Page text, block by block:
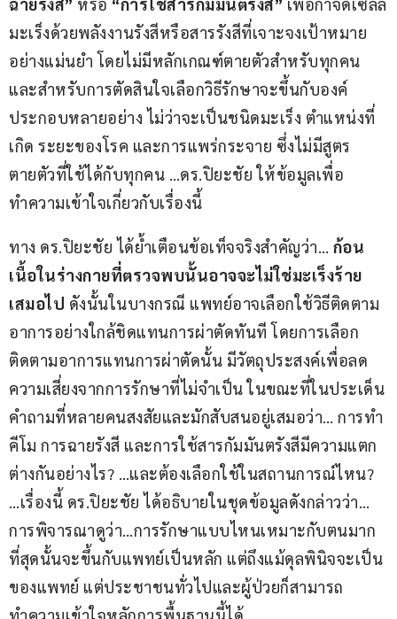
ฉายรังสี” หรือ “การใช้สารกัมมันตรังสี” เพื่อกำจัดเซลล์
มะเร็งด้วยพลังงานรังสีหรือสารรังสีที่เจาะจงเป้าหมาย
อย่างแม่นยำ โดยไม่มีหลักเกณฑ์ตายตัวสำหรับทุกคน
และสำหรับการตัดสินใจเลือกวิธีรักษาจะขึ้นกับองค์
ประกอบหลายอย่าง ไม่ว่าจะเป็นชนิดมะเร็ง ตำแหน่งที่
เกิด ระยะของโรค และการแพร่กระจาย ซึ่งไม่มีสูตร
ตายตัวที่ใช้ได้กับทุกคน …ดร.ปิยะชัย ให้ข้อมูลเพื่อ
ทำความเข้าใจเกี่ยวกับเรื่องนี้
ทาง ดร.ปิยะชัย ได้ย้ำเตือนข้อเท็จจริงสำคัญว่า… ก้อน
เนื้อในร่างกายที่ตรวจพบนั้นอาจจะไม่ใช่มะเร็งร้าย
เสมอไป ดังนั้นในบางกรณี แพทย์อาจเลือกใช้วิธีติดตาม
อาการอย่างใกล้ชิดแทนการผ่าตัดทันที โดยการเลือก
ติดตามอาการแทนการผ่าตัดนั้น มีวัตถุประสงค์เพื่อลด
ความเสี่ยงจากการรักษาที่ไม่จำเป็น ในขณะที่ในประเด็น
คำถามที่หลายคนสงสัยและมักสับสนอยู่เสมอว่า… การทำ
คีโม การฉายรังสี และการใช้สารกัมมันตรังสีมีความแตก
ต่างกันอย่างไร? …และต้องเลือกใช้ในสถานการณ์ไหน?
…เรื่องนี้ ดร.ปิยะชัย ได้อธิบายในชุดข้อมูลดังกล่าวว่า…
การพิจารณาดูว่า…การรักษาแบบไหนเหมาะกับตนมาก
ที่สุดนั้นจะขึ้นกับแพทย์เป็นหลัก แต่ถึงแม้ดุลพินิจจะเป็น
ของแพทย์ แต่ประชาชนทั่วไปและผู้ป่วยก็สามารถ